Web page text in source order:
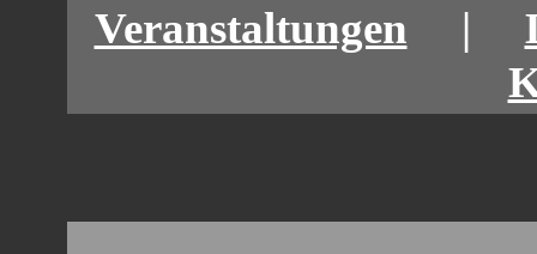
Veranstaltungen |